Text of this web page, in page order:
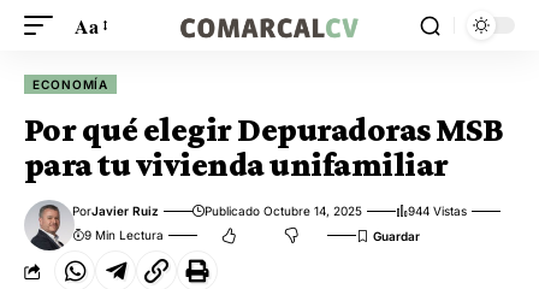
Aa
ECONOMÍA
Por qué elegir Depuradoras MSB
para tu vivienda unifamiliar
PorJavier Ruiz Publicado Octubre 14, 2025
944 Vistas
9 Min Lectura